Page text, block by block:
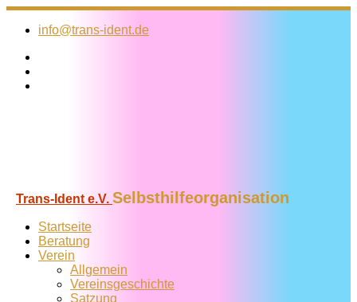
Zum
Inhalt
info@trans-ident.de
Trans-Ident e.V. Selbsthilfeorganisation
Startseite
Beratung
Verein
Allgemein
Vereins­geschichte
Satzung